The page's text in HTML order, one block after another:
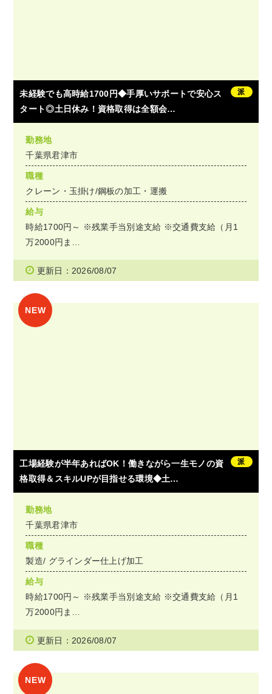
未経験でも高時給1700円◆手厚いサポートで安心ス
タート◎土日休み！資格取得は全額会…
派
勤務地
千葉県君津市
職種
クレーン・玉掛け/鋼板の加工・運搬
給与
時給1700円～ ※残業手当別途支給 ※交通費支給（月1
万2000円ま…
更新日：2026/08/07
工場経験が半年あればOK！働きながら一生モノの資
格取得＆スキルUPが目指せる環境◆土…
派
勤務地
千葉県君津市
職種
製造/ グラインダー仕上げ加工
給与
時給1700円～ ※残業手当別途支給 ※交通費支給（月1
万2000円ま…
更新日：2026/08/07